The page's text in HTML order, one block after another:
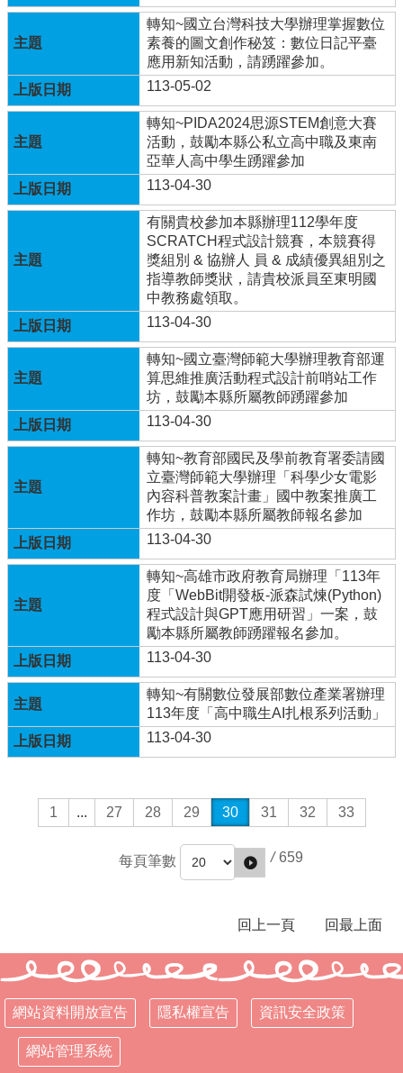
頁
網
導
覽
雲
林
縣
教
育
114
國
運
會
雲
林
站
料
開
放
告
私
權
宣
告
資
系
統
轉知~國立台灣科技大學辦理掌握數位
素養的圖文創作秘笈：數位日記平臺
應用新知活動，請踴躍參加。
113-05-02
轉知~PIDA2024思源STEM創意大賽
活動，鼓勵本縣公私立高中職及東南
亞華人高中學生踴躍參加
113-04-30
有關貴校參加本縣辦理112學年度
SCRATCH程式設計競賽，本競賽得
獎組別 & 協辦人 員 & 成績優異組別之
指導教師獎狀，請貴校派員至東明國
中教務處領取。
113-04-30
轉知~國立臺灣師範大學辦理教育部運
算思維推廣活動程式設計前哨站工作
坊，鼓勵本縣所屬教師踴躍參加
113-04-30
轉知~教育部國民及學前教育署委請國
立臺灣師範大學辦理「科學少女電影
內容科普教案計畫」國中教案推廣工
作坊，鼓勵本縣所屬教師報名參加
113-04-30
轉知~高雄市政府教育局辦理「113年
度「WebBit開發板-派森試煉(Python)
程式設計與GPT應用研習」一案，鼓
勵本縣所屬教師踴躍報名參加。
113-04-30
轉知~有關數位發展部數位產業署辦理
113年度「高中職生AI扎根系列活動」
113-04-30
1 ... 27 28 29 30 31 32 33
每頁筆數 / 659
回上一頁 回最上面
網站資料開放宣告 隱私權宣告 資訊安全政策
網站管理系統